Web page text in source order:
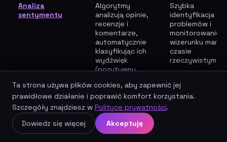
Analiza
sentymentu
Algorytmy
analizują opinie,
recenzje i
komentarze,
automatycznie
klasyfikując ich
wydźwięk
(pozytywny,
neutralny).
Szybka
identyfikacja
problemów i
monitorowanie
wizerunku marki
czasie
rzeczywistym.
Automatyzacja
obsługi klienta
Inteligentne
chatboty
systemy
Umów darmową konsultację SEO
Ta strona używa plików cookies, aby zapewnić jej
prawidłowe działanie i poprawić komfort korzystania.
Szczegóły znajdziesz w Polityce prywatności.
Dowiedz się więcej
Akceptuję